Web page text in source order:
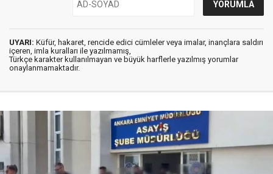
UYARI: Küfür, hakaret, rencide edici cümleler veya imalar, inançlara saldırı
içeren, imla kuralları ile yazılmamış,
Türkçe karakter kullanılmayan ve büyük harflerle yazılmış yorumlar
onaylanmamaktadır.